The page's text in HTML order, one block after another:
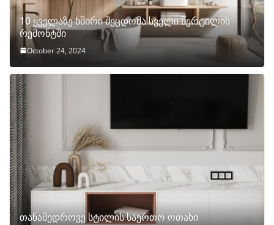
10 ყველაზე ხშირი შეცდომა სველი წერტილის
რემონტში
October 24, 2024
თანამედროვე სტილის საერთო ოთახი